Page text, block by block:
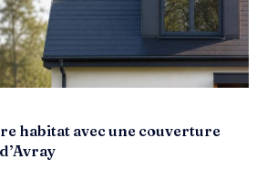
habitat avec une couverture